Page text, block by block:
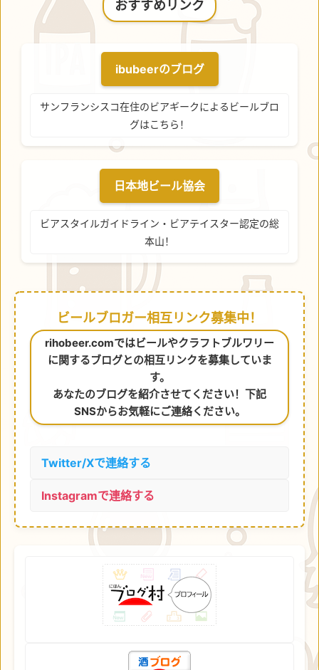
おすすめリンク
ibubeerのブログ
サンフランシスコ在住のビアギークによるビールブロ
グはこちら！
日本地ビール協会
ビアスタイルガイドライン・ビアテイスター認定の総
本山！
ビールブロガー相互リンク募集中！
rihobeer.comではビールやクラフトブルワリー
に関するブログとの相互リンクを募集していま
す。
あなたのブログを紹介させてください！下記
SNSからお気軽にご連絡ください。
Twitter/Xで連絡する
Instagramで連絡する